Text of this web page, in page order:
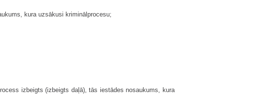
kura uzsākusi kriminālprocesu;
izbeigts (izbeigts daļā), tās iestādes nosaukums, kura